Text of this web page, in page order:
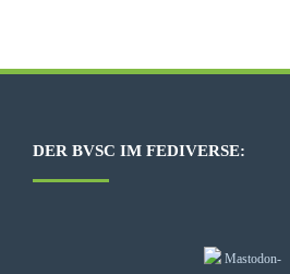
DER BVSC IM FEDIVERSE: